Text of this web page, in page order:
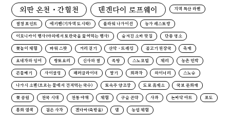
외딴 온천・간헐천 덴겐다이 로프웨이 지역 특산 라멘
절경 포인트 에키벤(기차역 도시락) 플라워 나가이선 농가 레스토랑
이모니카이 행사(야외에서 토란국을 끓여먹는 행사) 숨겨진 소바 맛집 단풍 명소
꽃놀이 체험 파워 스팟 거리 걷기 산악・트레킹 곰고기 된장국 축제
요네자와 잉어 향토요리 신사와 절 족탕 스노모빌 체리 농촌 민박
곤들매기 사이클링 패러글라이더 딸기 화과자 와이너리 스노슈
나가시 소멘(흐르는 물에서 건져먹는 국수) 토속주 양조장 도로 휴게소 국보 문화재
꽃 공원 전국 시대 전통 야채 체험 구슬 곤약 사과 논바닥 아트 포도
홍화 염색 검은 사자 겐다마(죽방울) 댐 농업 체험